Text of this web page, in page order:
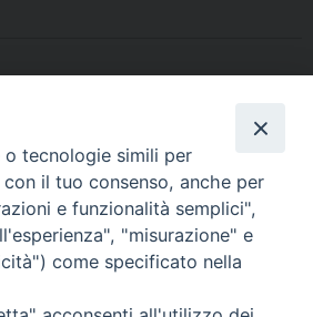
In cammino nelle strade come
i Missionari
tecnologie simili per
il tuo consenso, anche per
e funzionalità semplici",
"misurazione" e
come specificato nella